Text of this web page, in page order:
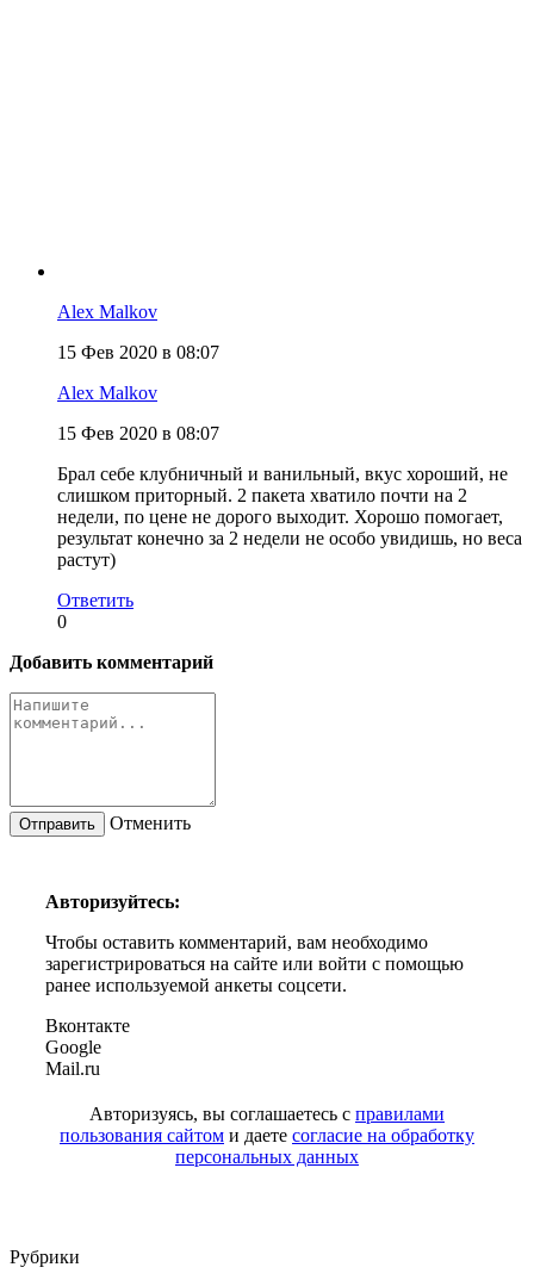
Alex Malkov
15 Фев 2020 в 08:07
Alex Malkov
15 Фев 2020 в 08:07
Брал себе клубничный и ванильный, вкус хороший, не
слишком приторный. 2 пакета хватило почти на 2
недели, по цене не дорого выходит. Хорошо помогает,
результат конечно за 2 недели не особо увидишь, но веса
растут)
Ответить
0
Добавить комментарий
Отменить
Авторизуйтесь:
Чтобы оставить комментарий, вам необходимо
зарегистрироваться на сайте или войти с помощью
ранее используемой анкеты соцсети.
Вконтакте
Google
Mail.ru
Авторизуясь, вы соглашаетесь с правилами
пользования сайтом и даете согласие на обработку
персональных данных
Рубрики